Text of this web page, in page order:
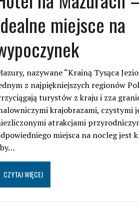
miejsce na
nazywane “Krainą Tysąca
z najpiękniejszych regionów
turystów z kraju i zza
krajobrazami, czystymi
atrakcjami
miejsca na nocleg jest
CZYTAJ WIĘCEJ